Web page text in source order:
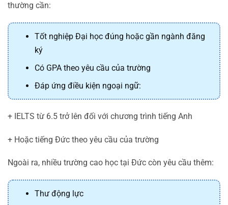
thường cần:
Tốt nghiệp Đại học đúng hoặc gần ngành đăng
ký
Có GPA theo yêu cầu của trường
Đáp ứng điều kiện ngoại ngữ:
+ IELTS từ 6.5 trở lên đối với chương trình tiếng Anh
+ Hoặc tiếng Đức theo yêu cầu của trường
Ngoài ra, nhiều trường cao học tại Đức còn yêu cầu thêm:
Thư động lực